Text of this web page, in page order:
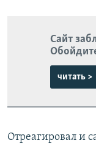
Сайт
читать >
Отреагировал и